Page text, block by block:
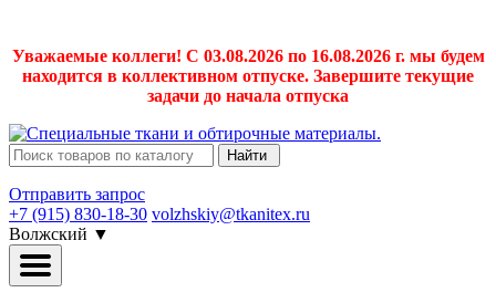
Уважаемые коллеги! С 03.08.2026 по 16.08.2026 г. мы будем
находится в коллективном отпуске. Завершите текущие
задачи до начала отпуска
Найти
Отправить запрос
+7 (915) 830-18-30 volzhskiy@tkanitex.ru
Волжский ▼